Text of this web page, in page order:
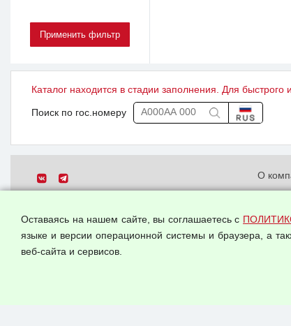
Каталог находится в стадии заполнения. Для
Поиск по гос.номеру
Все права защищены.
О
данных
Оставаясь на нашем сайте, вы соглашаетесь с
языке и версии операционной системы и браузера, а
веб-сайта и сервисов.